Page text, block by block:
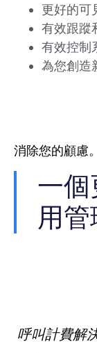
更好的可
有效跟蹤
有效控制
為您創造
消除您的顧慮
一個
用
呼叫計費解